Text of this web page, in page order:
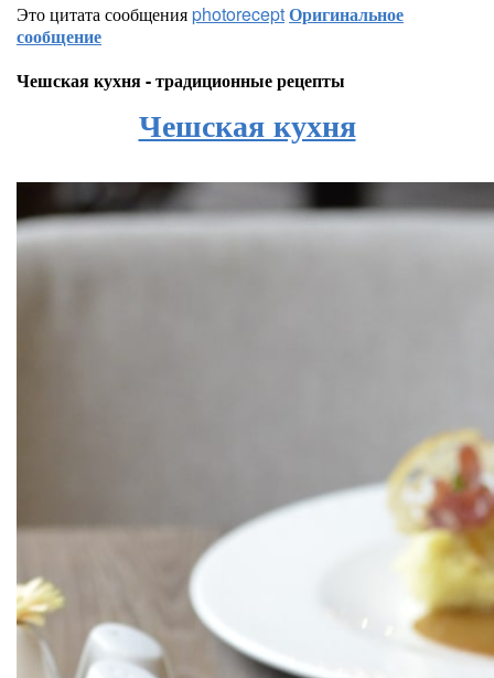
Это цитата сообщенияphotoreceptОригинальное
сообщение
Чешская кухня - традиционные рецепты
Чешская кухня